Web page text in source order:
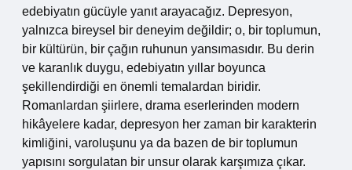
edebiyatın gücüyle yanıt arayacağız. Depresyon,
yalnızca bireysel bir deneyim değildir; o, bir toplumun,
bir kültürün, bir çağın ruhunun yansımasıdır. Bu derin
ve karanlık duygu, edebiyatın yıllar boyunca
şekillendirdiği en önemli temalardan biridir.
Romanlardan şiirlere, drama eserlerinden modern
hikâyelere kadar, depresyon her zaman bir karakterin
kimliğini, varoluşunu ya da bazen de bir toplumun
yapısını sorgulatan bir unsur olarak karşımıza çıkar.